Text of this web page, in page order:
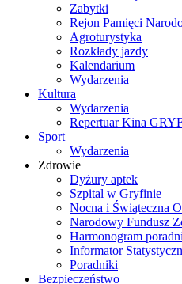
Zabytki
Rejon Pamięci
Agroturystyka
Rozkłady jazdy
Kalendarium
Wydarzenia
Kultura
Wydarzenia
Repertuar Kina
Sport
Wydarzenia
Zdrowie
Dyżury aptek
Szpital w Gryfinie
Nocna i Świąteczna
Narodowy Fundusz
Harmonogram
Informator
Poradniki
Bezpieczeństwo